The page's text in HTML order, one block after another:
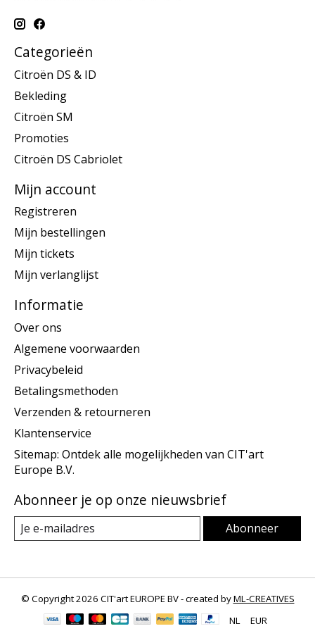
Categorieën
Citroën DS & ID
Bekleding
Citroën SM
Promoties
Citroën DS Cabriolet
Mijn account
Registreren
Mijn bestellingen
Mijn tickets
Mijn verlanglijst
Informatie
Over ons
Algemene voorwaarden
Privacybeleid
Betalingsmethoden
Verzenden & retourneren
Klantenservice
Sitemap: Ontdek alle mogelijkheden van CIT'art
Europe B.V.
Abonneer je op onze nieuwsbrief
Abonneer
© Copyright 2026 CIT'art EUROPE BV - created byML-CREATIVES
NL
EUR